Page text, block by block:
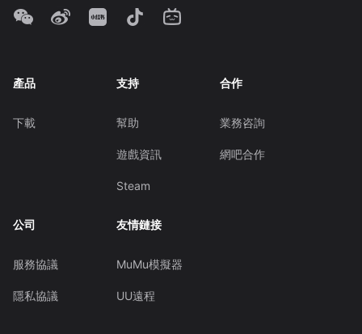
產品
下載
支持
幫助
遊戲資訊
Steam
合作
業務咨詢
網吧合作
公司
服務協議
隱私協議
友情鏈接
MuMu模擬器
UU遠程